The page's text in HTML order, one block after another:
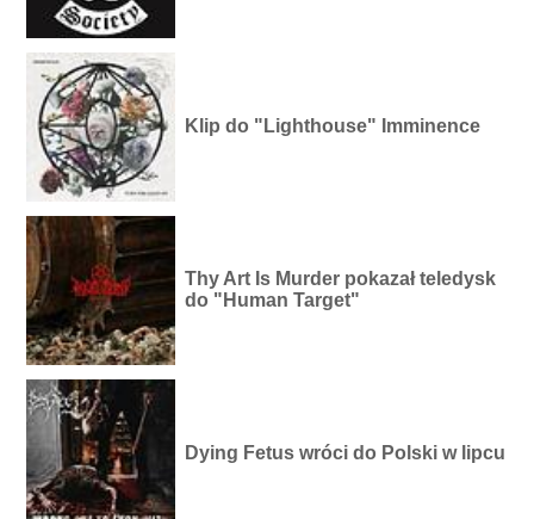
Klip do "Lighthouse" Imminence
Thy Art Is Murder pokazał teledysk
do "Human Target"
Dying Fetus wróci do Polski w lipcu